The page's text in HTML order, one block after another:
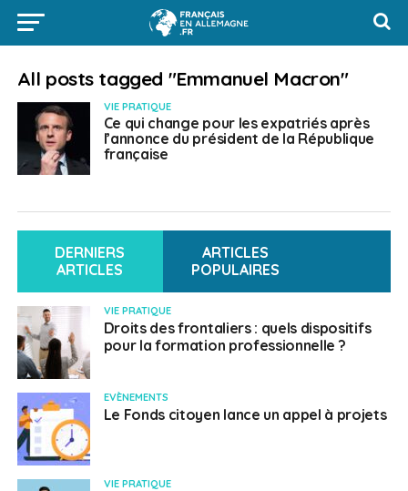
All posts tagged "Emmanuel Macron"
VIE PRATIQUE
Ce qui change pour les expatriés après
l’annonce du président de la République
française
DERNIERS
ARTICLES
ARTICLES
POPULAIRES
VIE PRATIQUE
Droits des frontaliers : quels dispositifs
pour la formation professionnelle ?
EVÈNEMENTS
Le Fonds citoyen lance un appel à projets
VIE PRATIQUE